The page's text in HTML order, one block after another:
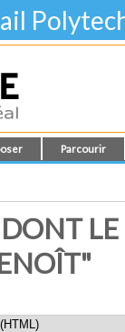
Parcourir
"